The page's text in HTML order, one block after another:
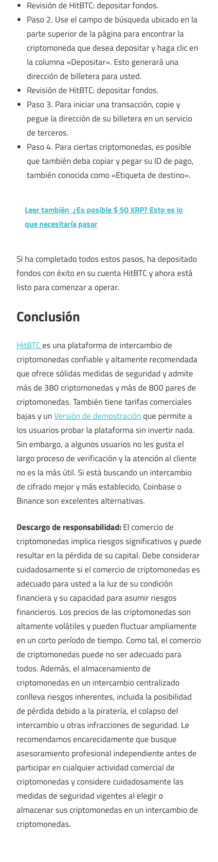
Revisión de HitBTC: depositar fondos.
Paso 2. Use el campo de búsqueda ubicado en la
parte superior de la página para encontrar la
criptomoneda que desea depositar y haga clic en
la columna «Depositar». Esto generará una
dirección de billetera para usted.
Revisión de HitBTC: depositar fondos.
Paso 3. Para iniciar una transacción, copie y
pegue la dirección de su billetera en un servicio
de terceros.
Paso 4. Para ciertas criptomonedas, es posible
que también deba copiar y pegar su ID de pago,
también conocida como «Etiqueta de destino».
Leer también ¿Es posible $ 50 XRP? Esto es lo
que necesitaría pasar
Si ha completado todos estos pasos, ha depositado
fondos con éxito en su cuenta HitBTC y ahora está
listo para comenzar a operar.
Conclusión
HitBTCes una plataforma de intercambio de
criptomonedas confiable y altamente recomendada
que ofrece sólidas medidas de seguridad y admite
más de 380 criptomonedas y más de 800 pares de
criptomonedas. También tiene tarifas comerciales
bajas y unVersión de demostraciónque permite a
los usuarios probar la plataforma sin invertir nada.
Sin embargo, a algunos usuarios no les gusta el
largo proceso de verificación y la atención al cliente
no es la más útil. Si está buscando un intercambio
de cifrado mejor y más establecido, Coinbase o
Binance son excelentes alternativas.
Descargo de responsabilidad:El comercio de
criptomonedas implica riesgos significativos y puede
resultar en la pérdida de su capital. Debe considerar
cuidadosamente si el comercio de criptomonedas es
adecuado para usted a la luz de su condición
financiera y su capacidad para asumir riesgos
financieros. Los precios de las criptomonedas son
altamente volátiles y pueden fluctuar ampliamente
en un corto período de tiempo. Como tal, el comercio
de criptomonedas puede no ser adecuado para
todos. Además, el almacenamiento de
criptomonedas en un intercambio centralizado
conlleva riesgos inherentes, incluida la posibilidad
de pérdida debido a la piratería, el colapso del
intercambio u otras infracciones de seguridad. Le
recomendamos encarecidamente que busque
asesoramiento profesional independiente antes de
participar en cualquier actividad comercial de
criptomonedas y considere cuidadosamente las
medidas de seguridad vigentes al elegir o
almacenar sus criptomonedas en un intercambio de
criptomonedas.